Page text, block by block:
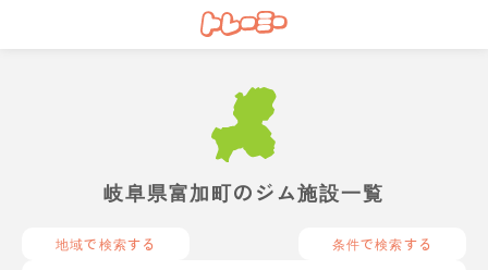
岐阜県富加町のジム施設一覧
地域で検索する 条件で検索する